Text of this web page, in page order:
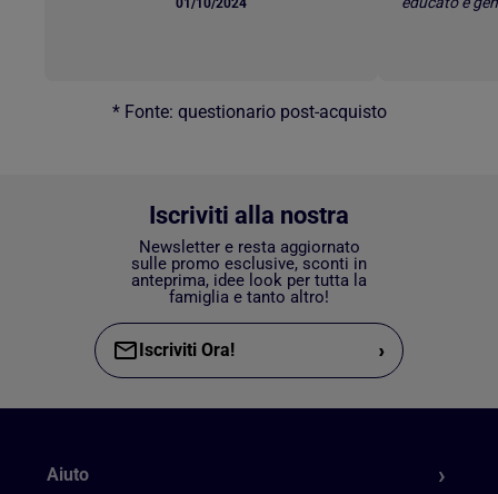
01/10/2024
* Fonte: questionario post-acquisto
Iscriviti alla nostra
Newsletter e resta aggiornato
sulle promo esclusive, sconti in
anteprima, idee look per tutta la
famiglia e tanto altro!
Iscriviti Ora! ›
Aiuto